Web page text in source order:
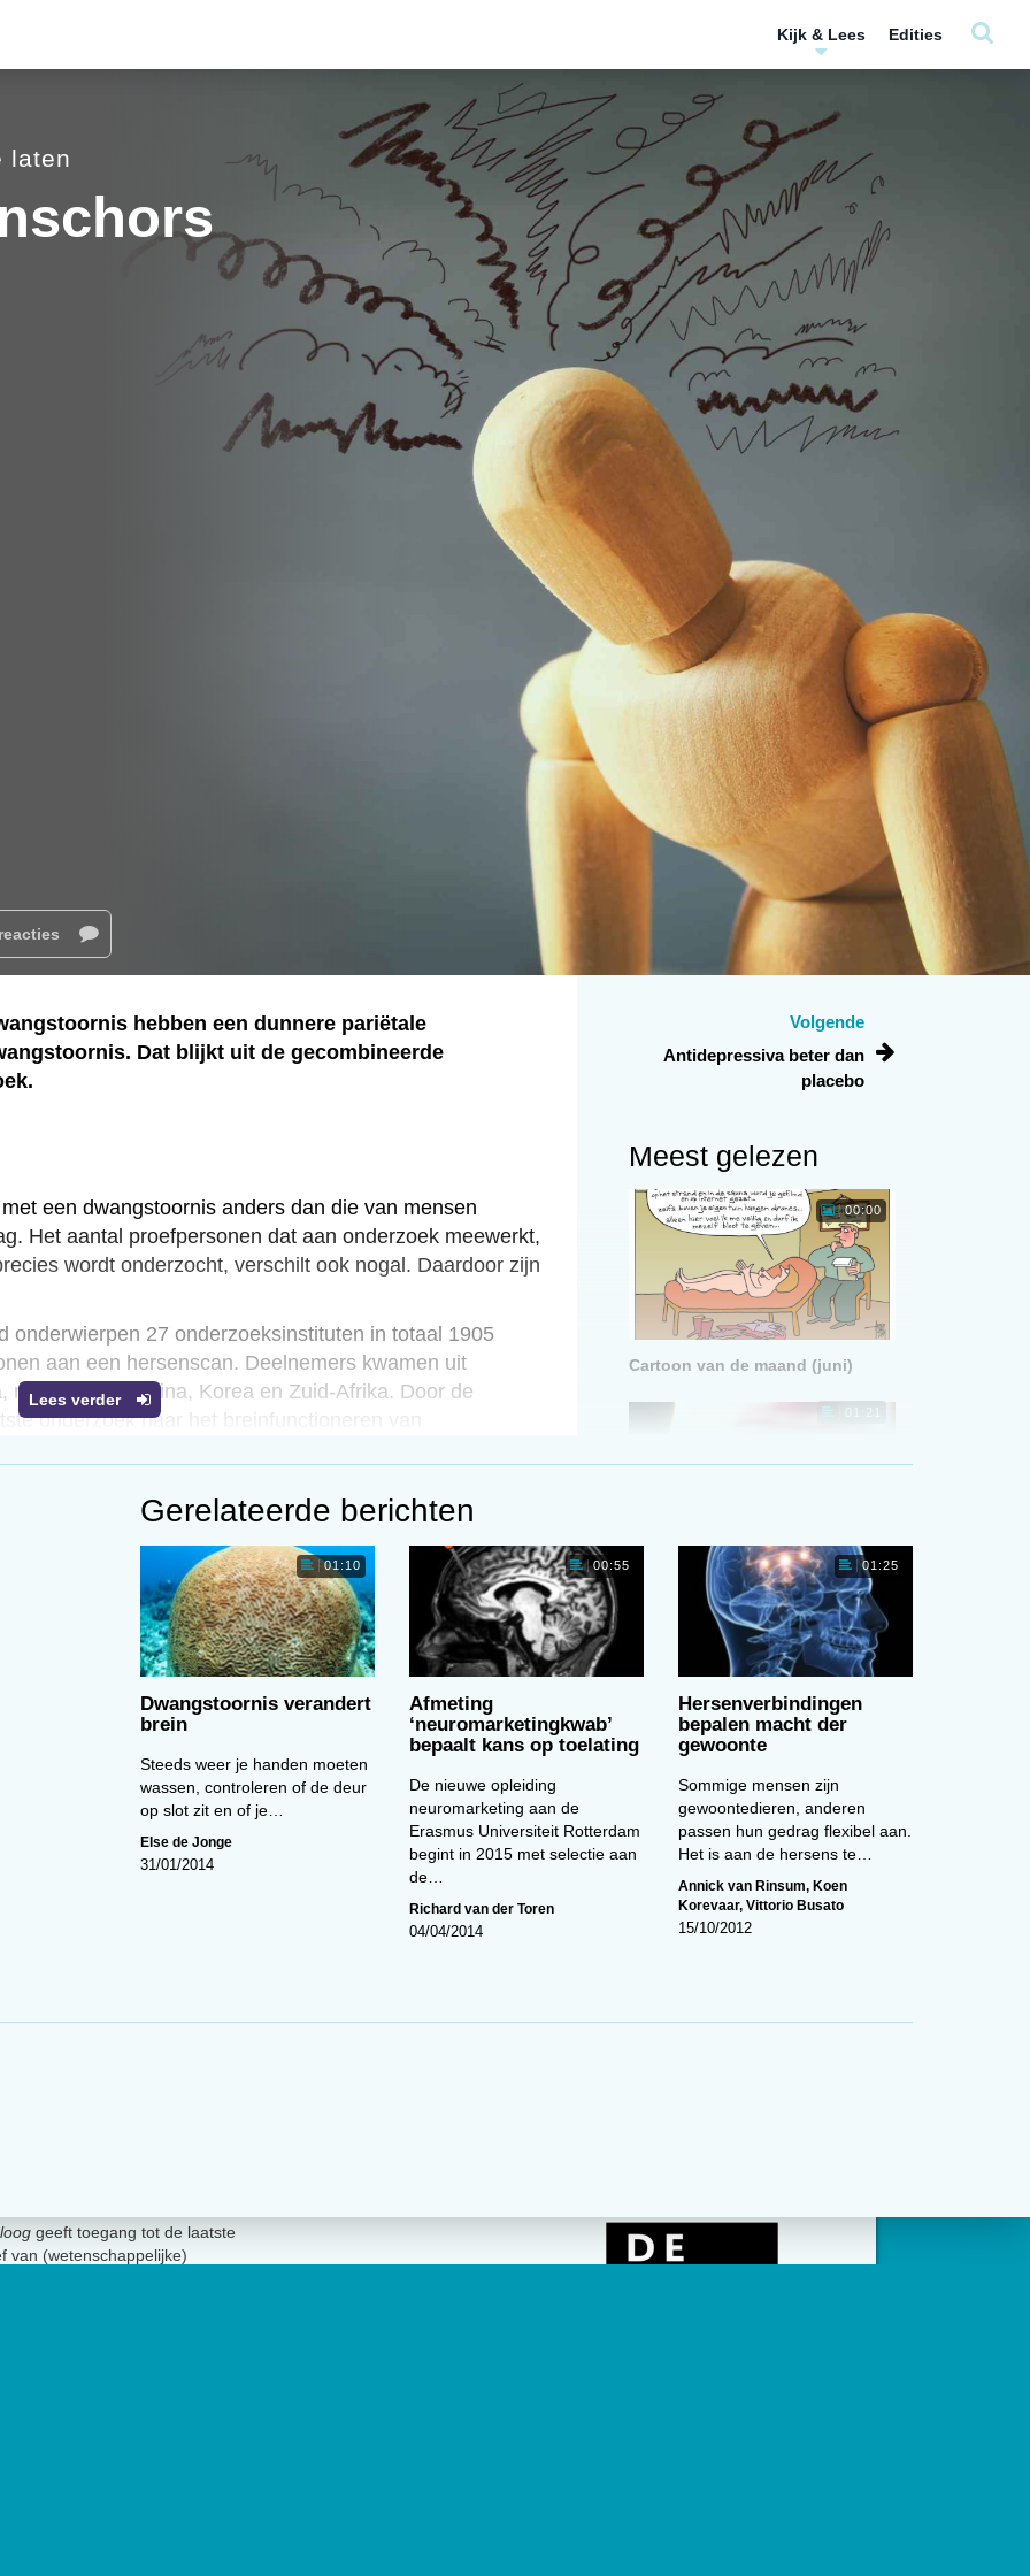
Kijk & Lees Edities
laten
Lees verder
hebben een dunnere pariëtale
Dat blijkt uit de gecombineerde
een dwangstoornis anders dan die van mensen
Het aantal proefpersonen dat aan onderzoek meewerkt,
wordt onderzocht, verschilt ook nogal. Daardoor zijn
onderwierpen 27 onderzoeksinstituten in totaal 1905
aan een hersenscan. Deelnemers kwamen uit
maar ook uit China, Korea en Zuid-Afrika. Door de
onderzoek naar het breinfunctioneren van
De pariëtale hersenschors speelt een rol bij
informatie. Ook medicijngebruik lijkt sporen na
medicijnen slikken hadden een dunnere frontale en
Kinderen die medicijnen gebruiken voor hun
de oppervlakte van hun frontale en pariëtale kwab. De
als impulscontrole en probleemoplossing, de
de gevolgen van de verschillen, suggereren ze wel dat
Deze verschillen kunnen ‘mogelijk’ extra
Abnormalities Associated With Pediatric and Adult
From the ENIGMA Obsessive-Compulsive Disorder
Psychiatry. Published online: 15 December 2017.
Volgende
Antidepressiva beter dan
placebo
Meest gelezen
00:00
Cartoon van de maand (juni)
Langer slapen leidt tot betere
schoolprestaties
00:00
Cartoon van de maand (februari)
Gerelateerde berichten
01:10
Dwangstoornis verandert
brein
Steeds weer je handen moeten
wassen, controleren of de deur
op slot zit en of je…
Else de Jonge
31/01/2014
00:55
Afmeting
‘neuromarketingkwab’
bepaalt kans op toelating
De nieuwe opleiding
neuromarke­ting aan de
Erasmus Universiteit Rotterdam
begint in 2015 met selec­tie aan
de…
Richard van der Toren
04/04/2014
01:25
Hersenverbindingen
bepalen macht der
gewoonte
Sommige mensen zijn
gewoontedieren, anderen
passen hun gedrag flexibel aan.
Het is aan de hersens te…
Annick van Rinsum, Koen
Korevaar, Vittorio Busato
15/10/2012
geeft toegang tot de laatste
van (wetenschappelijke)